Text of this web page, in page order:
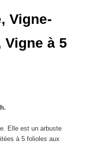
Vigne-
à 5
Elle est un arbuste
à 5 folioles aux